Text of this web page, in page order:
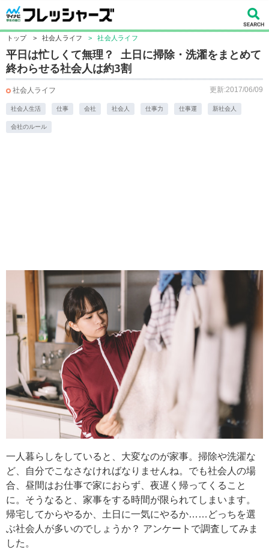
トップ > 社会人ライフ > 社会人ライフ
平日は忙しくて無理？ 土日に掃除・洗濯をまとめて
終わらせる社会人は約3割
社会人ライフ 更新:2017/06/09
社会人生活 仕事 会社 社会人 仕事力 仕事運 新社会人
会社のルール
一人暮らしをしていると、大変なのが家事。掃除や洗濯な
ど、自分でこなさなければなりませんね。でも社会人の場
合、昼間はお仕事で家におらず、夜遅く帰ってくること
に。そうなると、家事をする時間が限られてしまいます。
帰宅してからやるか、土日に一気にやるか……どっちを選
ぶ社会人が多いのでしょうか？ アンケートで調査してみま
した。